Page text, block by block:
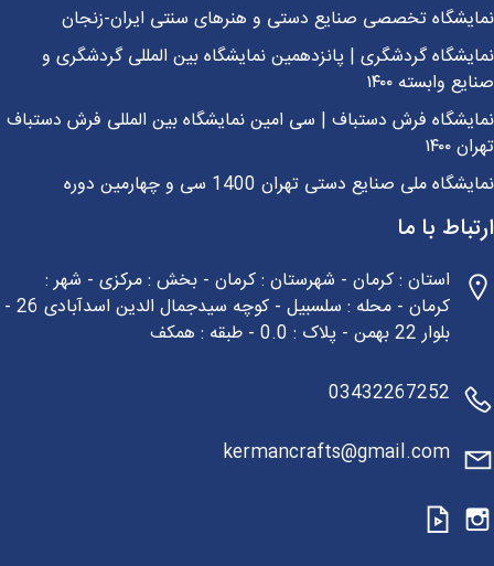
تخصصی صنایع دستی و هنرهای سنتی ایران-زنجان
گردشگری | پانزدهمین نمایشگاه بین المللی گردشگری و
وابسته ۱۴۰۰
فرش دستباف | سی امین نمایشگاه بین المللی فرش دستباف
۱۴۰۰
ملی صنایع دستی تهران 1400 سی و چهارمین دوره
با ما
استان : کرمان - شهرستان : کرمان - بخش : مرکزی - شهر :
کرمان - محله : سلسبیل - کوچه سیدجمال الدین اسدآبادی 26 -
بلوار 22 بهمن - پلاک : 0.0 - طبقه : همکف
03432267252
kermancrafts@gmail.com